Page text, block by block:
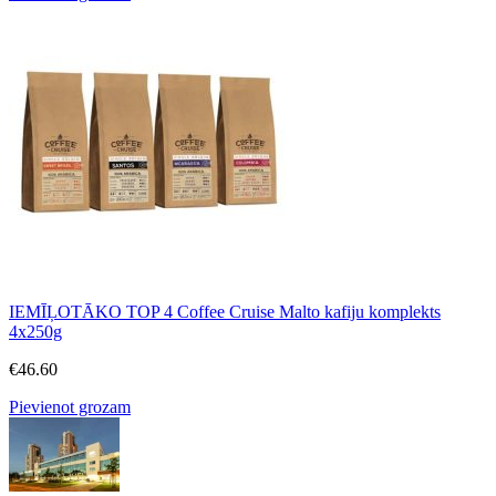
IEMĪĻOTĀKO TOP 4 Coffee Cruise Malto kafiju komplekts
4x250g
€46.60
Pievienot grozam